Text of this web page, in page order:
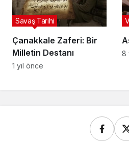
Çanakkale Zaferi: Bir
Milletin Destanı
Savaş Tarihi
1 yıl önce
8